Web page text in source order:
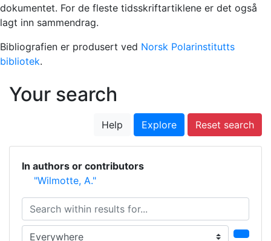
dokumentet. For de fleste tidsskriftartiklene er det også
lagt inn sammendrag.
Bibliografien er produsert ved Norsk Polarinstitutts
bibliotek.
Your search
Help Explore Reset search
In authors or contributors
"Wilmotte, A."
Search within results for...
Search in...